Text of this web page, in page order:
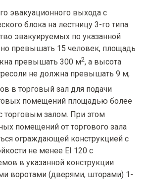
эвакуационного выхода с
блока на лестницу 3-го типа.
эвакуируемых по указанной
превышать 15 человек, площадь
превышать 300 м2, а высота
не должна превышать 9 м;
в торговый зал для подачи
помещений площадью более
торговым залом. При этом
помещений от торгового зала
ограждающей конструкцией с
не менее EI 120 с
в указанной конструкции
воротами (дверями, шторами) 1-